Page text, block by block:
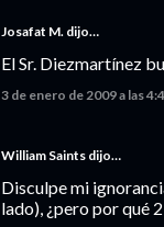
Josafat M. dijo…
El Sr. Diezmartínez
3 de enero de 2009 a las
William Saints dijo…
Disculpe mi
lado), ¿pero por qué